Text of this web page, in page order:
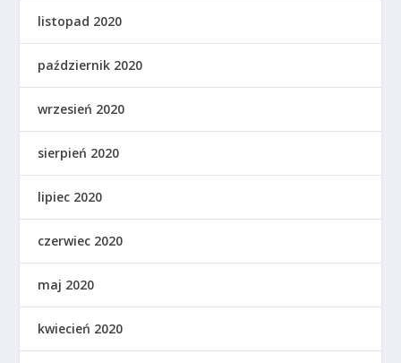
listopad 2020
październik 2020
wrzesień 2020
sierpień 2020
lipiec 2020
czerwiec 2020
maj 2020
kwiecień 2020